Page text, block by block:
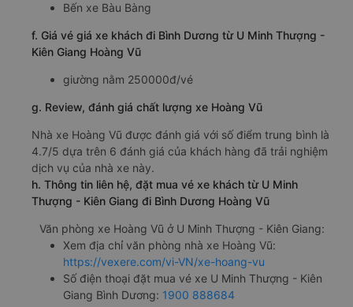
Bến xe Bàu Bàng
f. Giá vé giá xe khách đi Bình Dương từ U Minh Thượng -
Kiên Giang Hoàng Vũ
giường nằm 250000đ/vé
g. Review, đánh giá chất lượng xe Hoàng Vũ
Nhà xe Hoàng Vũ được đánh giá với số điểm trung bình là
4.7/5 dựa trên 6 đánh giá của khách hàng đã trải nghiệm
dịch vụ của nhà xe này.
h. Thông tin liên hệ, đặt mua vé xe khách từ U Minh
Thượng - Kiên Giang đi Bình Dương Hoàng Vũ
Văn phòng xe Hoàng Vũ ở U Minh Thượng - Kiên Giang:
Xem địa chỉ văn phòng nhà xe Hoàng Vũ:
https://vexere.com/vi-VN/xe-hoang-vu
Số điện thoại đặt mua vé xe U Minh Thượng - Kiên
Giang Bình Dương: 1900 888684